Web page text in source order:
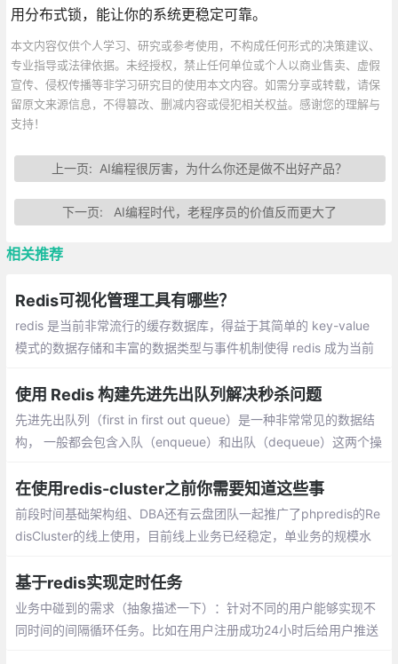
用分布式锁，能让你的系统更稳定可靠。
本文内容仅供个人学习、研究或参考使用，不构成任何形式的决策建议、
专业指导或法律依据。未经授权，禁止任何单位或个人以商业售卖、虚假
宣传、侵权传播等非学习研究目的使用本文内容。如需分享或转载，请保
留原文来源信息，不得篡改、删减内容或侵犯相关权益。感谢您的理解与
支持！
上一页: AI编程很厉害，为什么你还是做不出好产品？
下一页: AI编程时代，老程序员的价值反而更大了
相关推荐
Redis可视化管理工具有哪些？
redis 是当前非常流行的缓存数据库，得益于其简单的 key-value
模式的数据存储和丰富的数据类型与事件机制使得 redis 成为当前
具
使用 Redis 构建先进先出队列解决秒杀问题
先进先出队列（first in first out queue）是一种非常常见的数据结
构， 一般都会包含入队（enqueue）和出队（dequeue）这两个操
队列中移除最先被入队的元素
在使用redis-cluster之前你需要知道这些事
前段时间基础架构组、DBA还有云盘团队一起推广了phpredis的Re
disCluster的线上使用，目前线上业务已经稳定，单业务的规模水
所遇到的一些常见问题进行简单总结
基于redis实现定时任务
业务中碰到的需求（抽象描述一下）：针对不同的用户能够实现不
同时间的间隔循环任务。比如在用户注册成功24小时后给用户推送